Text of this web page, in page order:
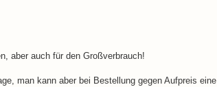
aber auch für den Großverbrauch!
man kann aber bei Bestellung gegen Aufpreis eine